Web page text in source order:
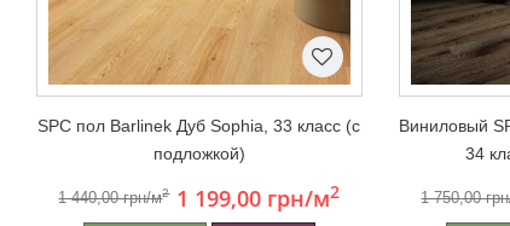
SPC пол Barlinek Дуб Sophia, 33 класс (с
подложкой)
1 440,00 грн/м2 1 199,00 грн/м2
Виниловый
34
1 750,00